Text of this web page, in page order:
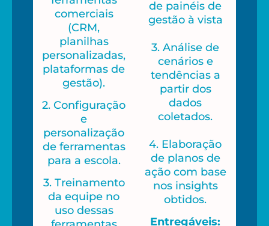
comerciais
(CRM,
planilhas
personalizadas,
plataformas de
gestão).
2. Configuração
e
personalização
de ferramentas
para a escola.
3. Treinamento
da equipe no
uso dessas
de painéis de
gestão à vista
3. Análise de
cenários e
tendências a
partir dos
dados
coletados.
4. Elaboração
de planos de
ação com base
nos insights
obtidos.
Entregáveis: